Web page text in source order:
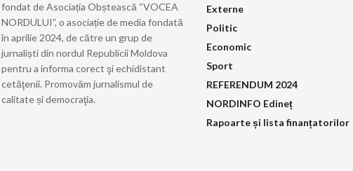
fondat de Asociația Obștească “VOCEA
NORDULUI”, o asociație de media fondată
în aprilie 2024, de către un grup de
jurnaliști din nordul Republicii Moldova
pentru a informa corect şi echidistant
cetăţenii. Promovăm jurnalismul de
calitate și democraţia.
Externe
Politic
Economic
Sport
REFERENDUM 2024
NORDINFO Edineț
Rapoarte și lista finanțatorilor